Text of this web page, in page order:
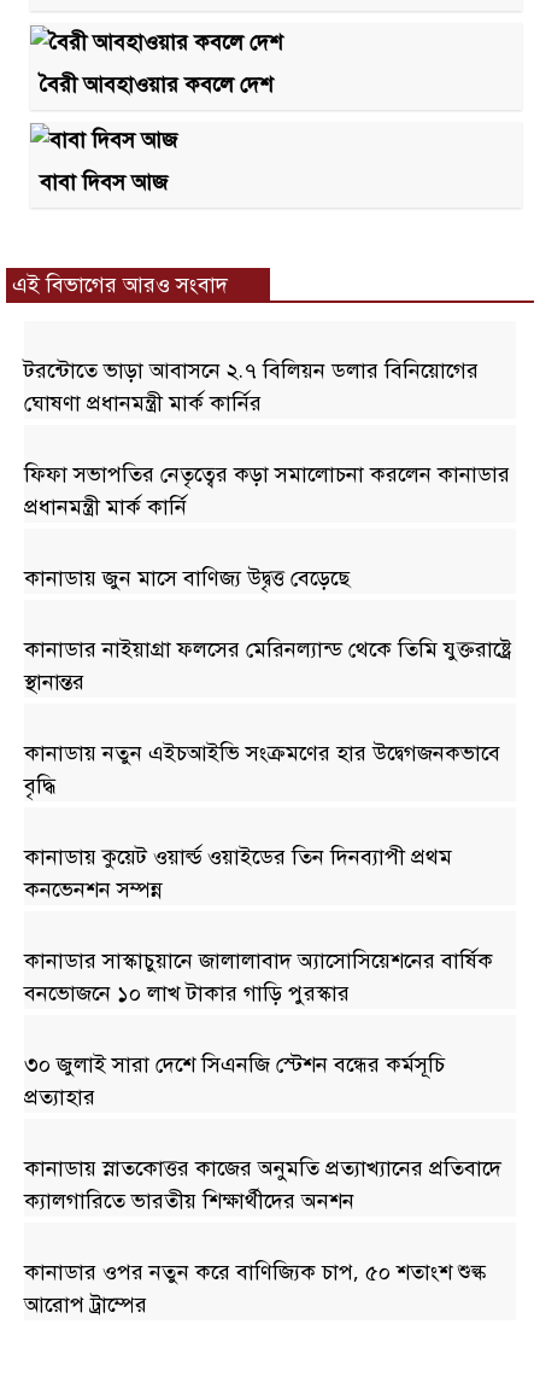
বৈরী আবহাওয়ার কবলে দেশ
বাবা দিবস আজ
এই বিভাগের আরও সংবাদ
টরন্টোতে ভাড়া আবাসনে ২.৭ বিলিয়ন ডলার বিনিয়োগের
ঘোষণা প্রধানমন্ত্রী মার্ক কার্নির
ফিফা সভাপতির নেতৃত্বের কড়া সমালোচনা করলেন কানাডার
প্রধানমন্ত্রী মার্ক কার্নি
কানাডায় জুন মাসে বাণিজ্য উদ্বৃত্ত বেড়েছে
কানাডার নাইয়াগ্রা ফলসের মেরিনল্যান্ড থেকে তিমি যুক্তরাষ্ট্রে
স্থানান্তর
কানাডায় নতুন এইচআইভি সংক্রমণের হার উদ্বেগজনকভাবে
বৃদ্ধি
কানাডায় কুয়েট ওয়ার্ল্ড ওয়াইডের তিন দিনব্যাপী প্রথম
কনভেনশন সম্পন্ন
কানাডার সাস্কাচুয়ানে জালালাবাদ অ্যাসোসিয়েশনের বার্ষিক
বনভোজনে ১০ লাখ টাকার গাড়ি পুরস্কার
৩০ জুলাই সারা দেশে সিএনজি স্টেশন বন্ধের কর্মসূচি
প্রত্যাহার
কানাডায় স্নাতকোত্তর কাজের অনুমতি প্রত্যাখ্যানের প্রতিবাদে
ক্যালগারিতে ভারতীয় শিক্ষার্থীদের অনশন
কানাডার ওপর নতুন করে বাণিজ্যিক চাপ, ৫০ শতাংশ শুল্ক
আরোপ ট্রাম্পের